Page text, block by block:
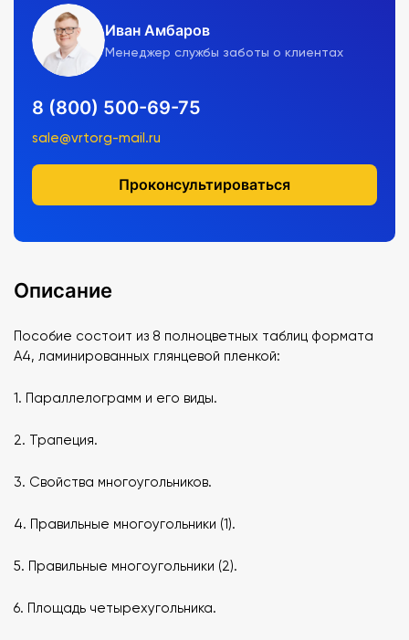
Иван Амбаров
Менеджер службы заботы о клиентах
8 (800) 500-69-75
sale@vrtorg-mail.ru
Проконсультироваться
Описание
Пособие состоит из 8 полноцветных таблиц формата
А4, ламинированных глянцевой пленкой:
1. Параллелограмм и его виды.
2. Трапеция.
3. Свойства многоугольников.
4. Правильные многоугольники (1).
5. Правильные многоугольники (2).
6. Площадь четырехугольника.